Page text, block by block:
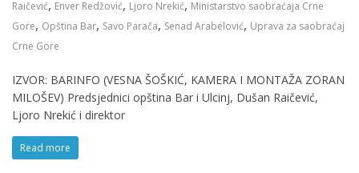
Raičević, Enver Redžović, Ljoro Nrekić, Ministarstvo saobraćaja Crne
Gore, Opština Bar, Savo Parača, Senad Arabelović, Uprava za saobraćaj
Crne Gore
IZVOR: BARINFO (VESNA ŠOŠKIĆ, KAMERA I MONTAŽA ZORAN
MILOŠEV) Predsjednici opština Bar i Ulcinj, Dušan Raičević,
Ljoro Nrekić i direktor
Read more